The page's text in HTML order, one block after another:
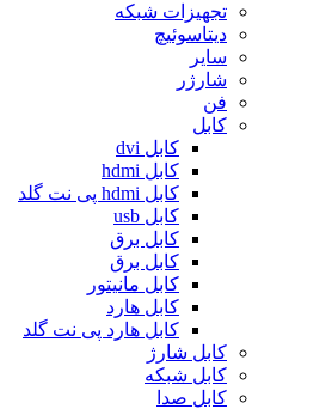
تجهیزات شبکه
دیتاسوئیچ
سایر
شارژر
فن
کابل
کابل dvi
کابل hdmi
کابل hdmi پی نت گلد
کابل usb
کابل برق
کابل برق
کابل مانیتور
کابل هارد
کابل هارد پی نت گلد
کابل شارژ
کابل شبکه
کابل صدا